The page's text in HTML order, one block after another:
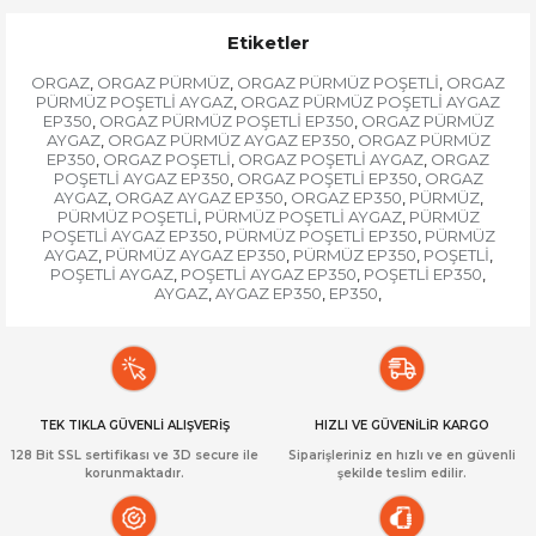
Etiketler
ORGAZ, ORGAZ PÜRMÜZ, ORGAZ PÜRMÜZ POŞETLİ, ORGAZ
PÜRMÜZ POŞETLİ AYGAZ, ORGAZ PÜRMÜZ POŞETLİ AYGAZ
EP350, ORGAZ PÜRMÜZ POŞETLİ EP350, ORGAZ PÜRMÜZ
AYGAZ, ORGAZ PÜRMÜZ AYGAZ EP350, ORGAZ PÜRMÜZ
EP350, ORGAZ POŞETLİ, ORGAZ POŞETLİ AYGAZ, ORGAZ
POŞETLİ AYGAZ EP350, ORGAZ POŞETLİ EP350, ORGAZ
AYGAZ, ORGAZ AYGAZ EP350, ORGAZ EP350, PÜRMÜZ,
PÜRMÜZ POŞETLİ, PÜRMÜZ POŞETLİ AYGAZ, PÜRMÜZ
POŞETLİ AYGAZ EP350, PÜRMÜZ POŞETLİ EP350, PÜRMÜZ
AYGAZ, PÜRMÜZ AYGAZ EP350, PÜRMÜZ EP350, POŞETLİ,
POŞETLİ AYGAZ, POŞETLİ AYGAZ EP350, POŞETLİ EP350,
AYGAZ, AYGAZ EP350, EP350,
TEK TIKLA GÜVENLİ ALIŞVERİŞ
128 Bit SSL sertifikası ve 3D secure ile
korunmaktadır.
HIZLI VE GÜVENİLİR KARGO
Siparişleriniz en hızlı ve en güvenli
şekilde teslim edilir.